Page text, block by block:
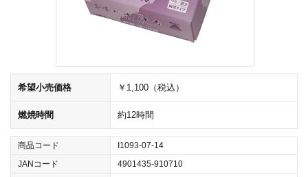
希望小売価格 ￥1,100（税込）
燃焼時間 約12時間
商品コード
I1093-07-14
JANコード
4901435-910710